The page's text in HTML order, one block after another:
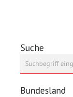
Suche
Bundesland